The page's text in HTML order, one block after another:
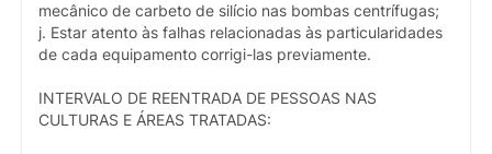
mecânico de carbeto de silício nas bombas centrífugas;
j. Estar atento às falhas relacionadas às particularidades
de cada equipamento corrigi-las previamente.
INTERVALO DE REENTRADA DE PESSOAS NAS
CULTURAS E ÁREAS TRATADAS: